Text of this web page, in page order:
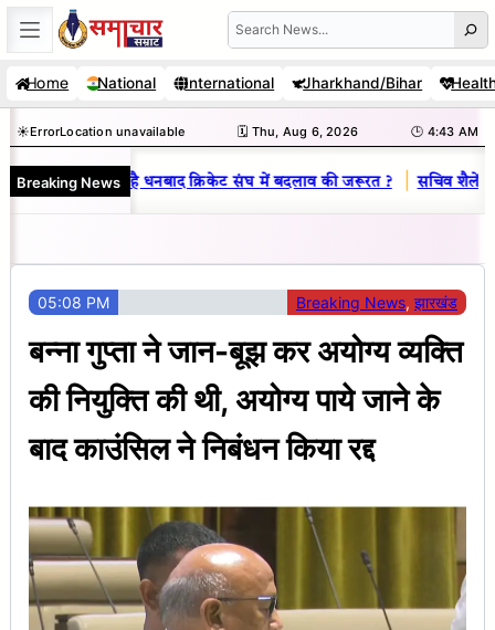
Skip
to
content
Search
Home National International Jharkhand/Bihar
☀️ErrorLocation unavailable 🗓️ Thu, Aug 6, 2026 🕒 4:43 AM
Breaking News
राज : जानें क्यों है धनबाद क्रिकेट संघ में बदलाव की जरूरत ? | सचिव शैलेंद्र
05:08 PM Breaking News, झारखंड
बन्ना गुप्ता ने जान-बूझ कर अयोग्य व्यक्ति
की नियुक्ति की थी, अयोग्य पाये जाने के
बाद काउंसिल ने निबंधन किया रद्द